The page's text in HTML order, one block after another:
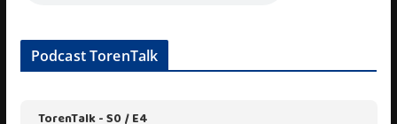
Podcast TorenTalk